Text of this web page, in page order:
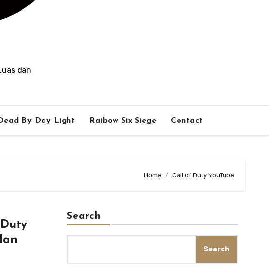
dan
Dead By Day Light Raibow Six Siege Contact
Home Call of Duty YouTube
Search
Search